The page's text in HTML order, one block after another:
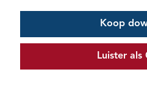
Koop
Luister als